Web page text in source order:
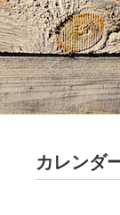
カレンダ